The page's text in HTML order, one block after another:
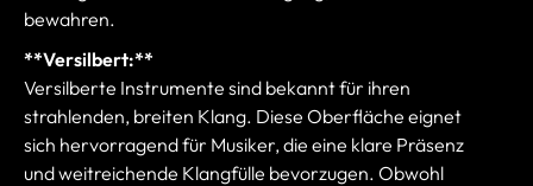
bewahren.
**Versilbert:**
Versilberte Instrumente sind bekannt für ihren
strahlenden, breiten Klang. Diese Oberfläche eignet
sich hervorragend für Musiker, die eine klare Präsenz
und weitreichende Klangfülle bevorzugen. Obwohl